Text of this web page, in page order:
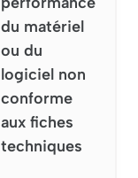
du matériel
ou du
logiciel non
conforme
aux fiches
techniques